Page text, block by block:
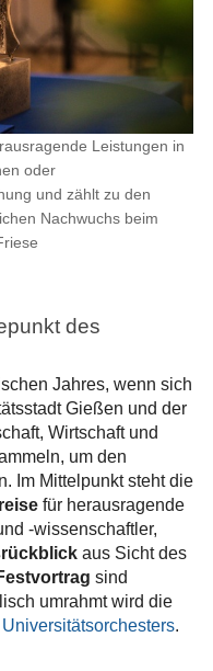
Leistungen in
oder
und zählt zu den
Nachwuchs beim
des
Jahres, wenn sich
Gießen und der
Wirtschaft und
um den
Im Mittelpunkt steht die
für herausragende
-wissenschaftler,
aus Sicht des
sind
umrahmt wird die
Universitätsorchesters.